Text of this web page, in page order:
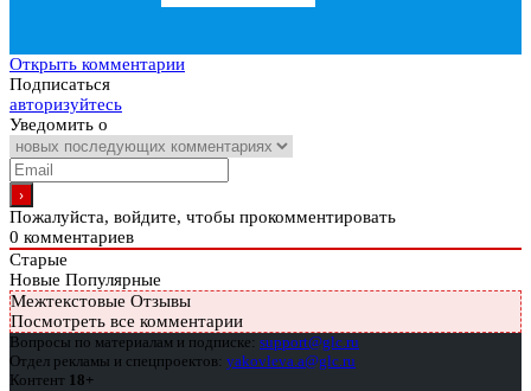
Открыть комментарии
Подписаться
авторизуйтесь
Уведомить о
Пожалуйста, войдите, чтобы прокомментировать
0 комментариев
Старые
Новые Популярные
Межтекстовые Отзывы
Посмотреть все комментарии
Вопросы по материалам и подписке: support@glc.ru
Отдел рекламы и спецпроектов: yakovleva.a@glc.ru
Контент 18+